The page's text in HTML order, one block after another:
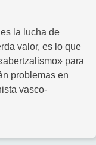
la lucha de
valor, es lo que
para
problemas en
vasco-